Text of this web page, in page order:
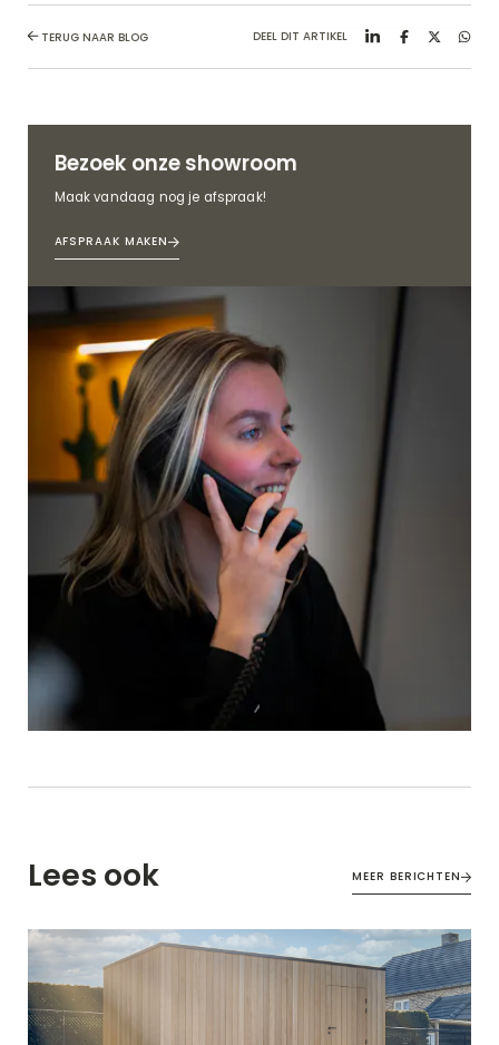
TERUG NAAR BLOG DEEL DIT ARTIKEL
Bezoek onze showroom
Maak vandaag nog je afspraak!
AFSPRAAK MAKEN
Lees ook MEER BERICHTEN